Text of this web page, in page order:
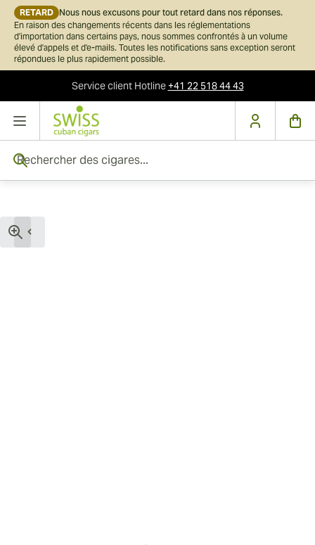
RETARD Nous nous excusons pour tout retard dans nos réponses.
En raison des changements récents dans les réglementations
d'importation dans certains pays, nous sommes confrontés à un volume
élevé d'appels et d'e-mails. Toutes les notifications sans exception seront
répondues le plus rapidement possible.
Service clientHotline+41 22 518 44 43
Skip to Content